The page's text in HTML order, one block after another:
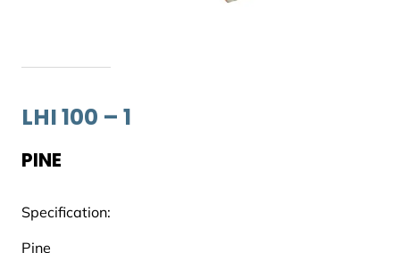
LHI 100 – 1
PINE
Specification:
Pine